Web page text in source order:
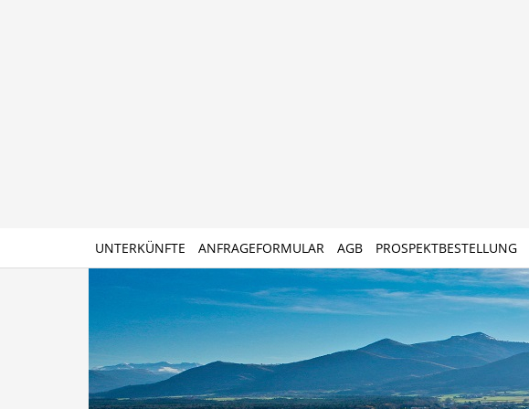
UNTERKÜNFTE ANFRAGEFORMULAR AGB PROSPEKTBESTELLUNG